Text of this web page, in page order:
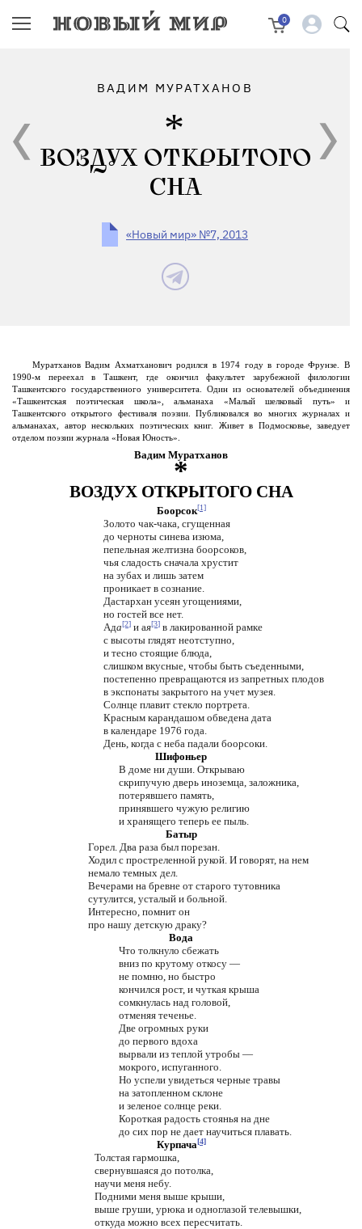
0
ВАДИМ МУРАТХАНОВ
ВОЗДУХ ОТКРЫТОГО
СНА
«Новый мир» №7, 2013
Муратханов Вадим Ахматханович родился в 1974 году в городе Фрунзе. В
1990-м переехал в Ташкент, где окончил факультет зарубежной филологии
Ташкентского государственного университета. Один из основателей объединения
«Ташкентская поэтическая школа», альманаха «Малый шелковый путь» и
Ташкентского открытого фестиваля поэзии. Публиковался во многих журналах и
альманахах, автор нескольких поэтических книг. Живет в Подмосковье, заведует
отделом поэзии журнала «Новая Юность».
Вадим Муратханов
*
ВОЗДУХ ОТКРЫТОГО СНА
Боорсок[1]
Золото чак-чака, сгущенная
до черноты синева изюма,
пепельная желтизна боорсоков,
чья сладость сначала хрустит
на зубах и лишь затем
проникает в сознание.
Дастархан усеян угощениями,
но гостей все нет.
Ада[2] и ая[3] в лакированной рамке
с высоты глядят неотступно,
и тесно стоящие блюда,
слишком вкусные, чтобы быть съеденными,
постепенно превращаются из запретных плодов
в экспонаты закрытого на учет музея.
Солнце плавит стекло портрета.
Красным карандашом обведена дата
в календаре 1976 года.
День, когда с неба падали боорсоки.
Шифоньер
В доме ни души. Открываю
скрипучую дверь иноземца, заложника,
потерявшего память,
принявшего чужую религию
и хранящего теперь ее пыль.
Батыр
Горел. Два раза был порезан.
Ходил с простреленной рукой. И говорят, на нем
немало темных дел.
Вечерами на бревне от старого тутовника
сутулится, усталый и больной.
Интересно, помнит он
про нашу детскую драку?
Вода
Что толкнуло сбежать
вниз по крутому откосу —
не помню, но быстро
кончился рост, и чуткая крыша
сомкнулась над головой,
отменяя теченье.
Две огромных руки
до первого вдоха
вырвали из теплой утробы —
мокрого, испуганного.
Но успели увидеться черные травы
на затопленном склоне
и зеленое солнце реки.
Короткая радость стоянья на дне
до сих пор не дает научиться плавать.
Курпача[4]
Толстая гармошка,
свернувшаяся до потолка,
научи меня небу.
Подними меня выше крыши,
выше груши, урюка и одноглазой телевышки,
откуда можно всех пересчитать.